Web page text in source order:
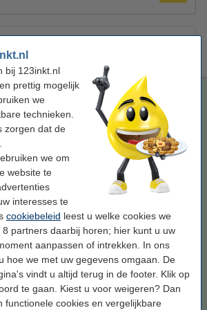
bij 123inkt.nl
prettig mogelijk
we
technieken.
zorgen dat de
we om
website te
interesses te
cookiebeleid leest u welke cookies we
partners daarbij horen; hier kunt u uw
aanpassen of intrekken. In ons
hoe we met uw gegevens omgaan. De
vindt u altijd terug in de footer. Klik op
te gaan. Kiest u voor weigeren? Dan
functionele cookies en vergelijkbare
Brother TN-325Y toner geel hoge
toner geel ± 4.000 pagina's
Bekijk de specificaties en omschrijving
op uw afdrukkosten
Direct leverbaar
Maandag in huis
Per pagina € 0,019
Bestellen
(het 123inkt huismerk) te nemen i.p.v. de